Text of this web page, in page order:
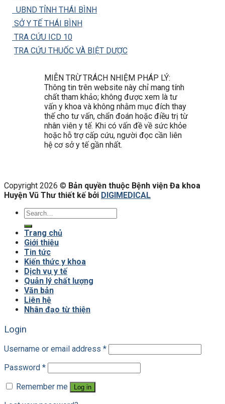
UBND TỈNH THÁI BÌNH
SỞ Y TẾ THÁI BÌNH
TRA CỨU ICD 10
TRA CỨU THUỐC VÀ BIỆT DƯỢC
MIỄN TRỪ TRÁCH NHIỆM PHÁP LÝ:
Thông tin trên website này chỉ mang tính
chất tham khảo; không được xem là tư
vấn y khoa và không nhằm mục đích thay
thế cho tư vấn, chẩn đoán hoặc điều trị từ
nhân viên y tế. Khi có vấn đề về sức khỏe
hoặc hỗ trợ cấp cứu, người đọc cần liên
hệ cơ sở y tế gần nhất.
Copyright 2026 © Bản quyền thuộc Bệnh viện Đa khoa
Huyện Vũ Thư thiết kế bởi DIGIMEDICAL
Trang chủ
Giới thiệu
Tin tức
Kiến thức y khoa
Dịch vụ y tế
Quản lý chất lượng
Văn bản
Liên hệ
Nhân đạo từ thiện
Login
Username or email address *
Password *
Remember me
Log in